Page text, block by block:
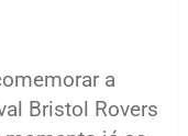
a
Bristol Rovers